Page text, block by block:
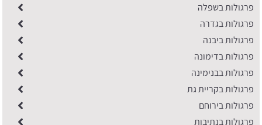
פרגולות בשפלה
פרגולות בגדרה
פרגולות ביבנה
פרגולות בדימונה
פרגולות בבנימינה
פרגולות בקריית גת
פרגולות בירוחם
פרגולות בנתיבות